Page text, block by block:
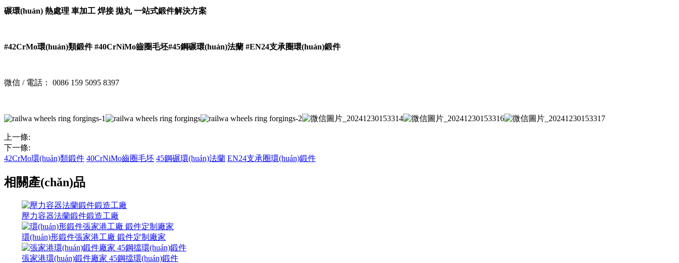
碾環(huán) 熱處理 車加工 焊接 拋丸 一站式鍛件解決方案
#42CrMo環(huán)類鍛件 #40CrNiMo齒圈毛坯#45鋼碾環(huán)法蘭 #EN24支承圈環(huán)鍛件
微信 / 電話： 0086 159 5095 8397
上一條:
下一條:
42CrMo環(huán)類鍛件 40CrNiMo齒圈毛坯 45鋼碾環(huán)法蘭 EN24支承圈環(huán)鍛件
相關產(chǎn)品
壓力容器法蘭鍛件鍛造工廠
環(huán)形鍛件張家港工廠 鍛件定制廠家
張家港環(huán)鍛件廠家 45鋼擋環(huán)鍛件